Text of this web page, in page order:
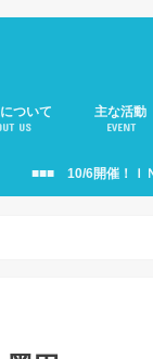
ついて
US
ご紹介
バーのご紹介
体(青年部)のご紹介
主な活動
EVENT
役員会の
印青連ニ
移動サロ
大人の運
サミット
印青連・
見本市の
支援活動
10周年記
印青連バ
■■■ 10/6開催！Ｉ